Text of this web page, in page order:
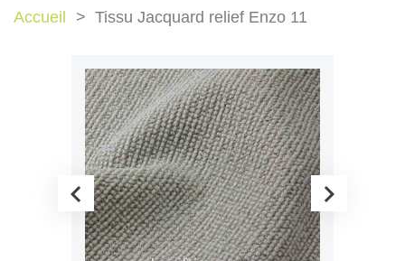
Accueil Tissu Jacquard relief Enzo 11